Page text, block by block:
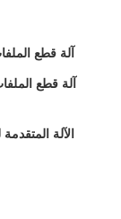
آلة قطع
آلة قطع
الآلة